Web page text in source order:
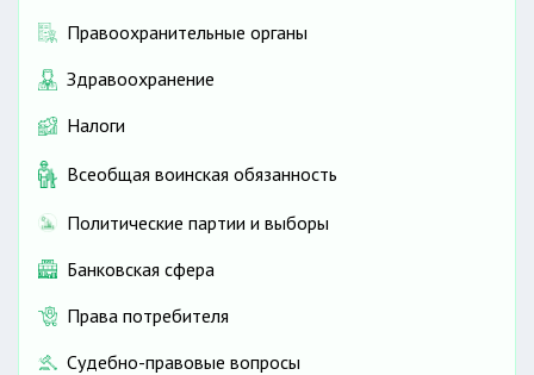
Правоохранительные органы
Здравоохранение
Налоги
Всеобщая воинская обязанность
Политические партии и выборы
Банковская сфера
Права потребителя
Судебно-правовые вопросы